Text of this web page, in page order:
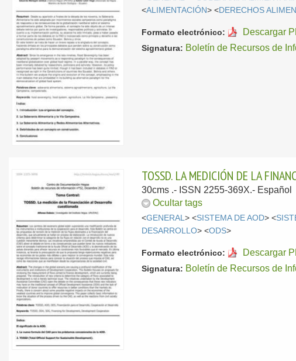
<ALIMENTACIÓN> <DERECHOS
Formato electrónico: Descargar
Signatura: Boletín de Recursos de
TOSSD. LA MEDICIÓN DE LA
30cms .- ISSN 2255-369X.- Español
Ocultar tags
<GENERAL> <SISTEMA DE AOD> <
DESARROLLO> <ODS>
Formato electrónico: Descargar
Signatura: Boletín de Recursos de